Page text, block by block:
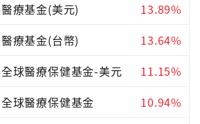
療基金(美元)
13.89%
療基金(台幣)
13.64%
球醫療保健基金-美元
11.15%
球醫療保健基金
10.94%